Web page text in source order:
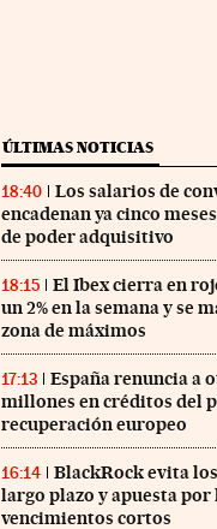
ÚLTIMAS NOTICIAS
18:40
Los salarios de
encadenan ya cinco
de poder adquisitivo
18:15
El Ibex cierra en
un 2% en la semana y se
zona de máximos
17:13
España renuncia a
millones en créditos del
recuperación europeo
16:14
BlackRock evita
largo plazo y apuesta por
vencimientos cortos